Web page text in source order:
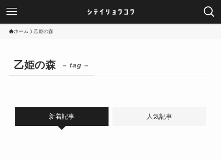
ホーム 乙姫の森
乙姫の森 – tag –
新着記事 人気記事